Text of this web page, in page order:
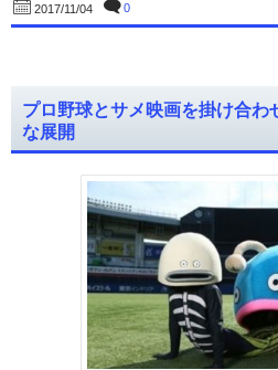
2017/11/04 0
プロ野球とサメ映画を掛け合わ
な展開